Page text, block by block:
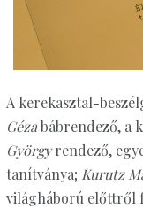
A kerekasztal-
Gézabábrendező, a
Györgyrendező,
tanítványa; Kurutz
világháború előttről